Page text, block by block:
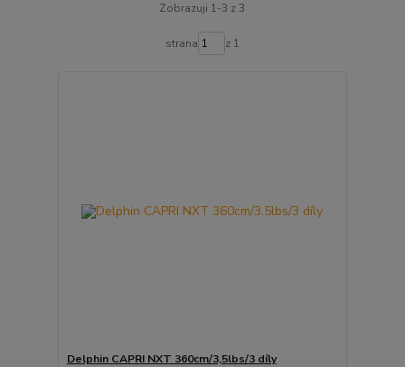
Zobrazuji 1-3 z 3
strana z 1
Delphin CAPRI NXT 360cm/3,5lbs/3 díly